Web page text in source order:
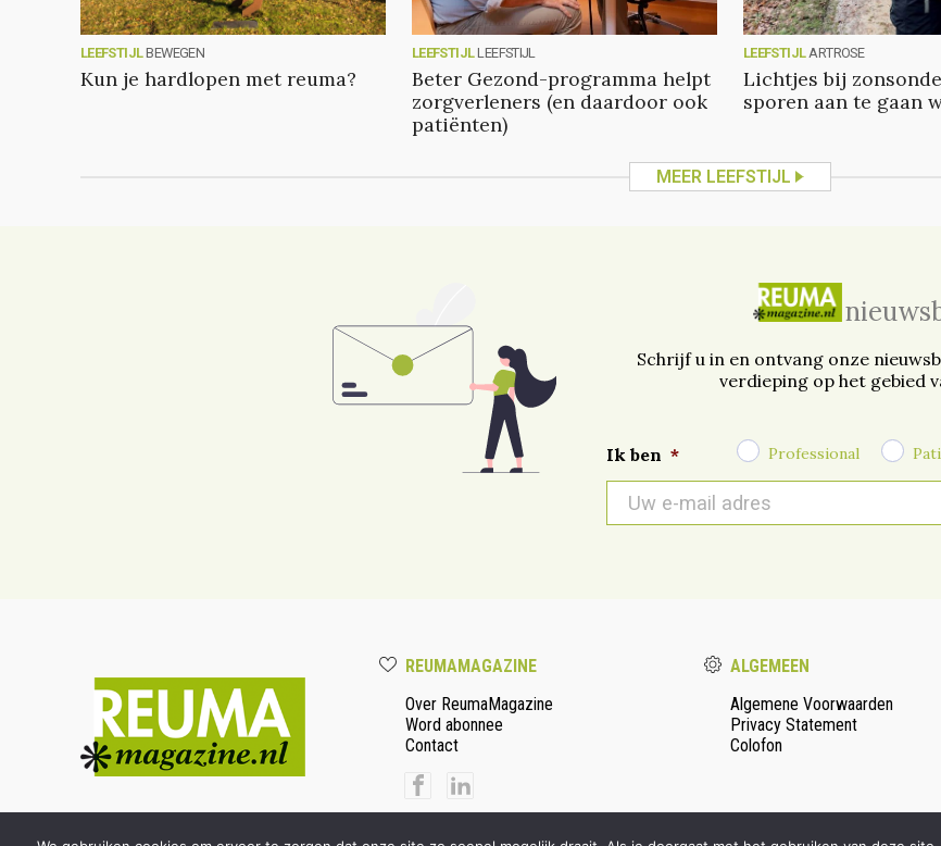
LEEFSTIJL BEWEGEN
Kun je hardlopen met reuma?
LEEFSTIJL LEEFSTIJL
Beter Gezond-programma helpt
zorgverleners (en daardoor ook
patiënten)
LEEFSTIJL ARTROSE
Lichtjes bij
sporen aan te gaan
MEER LEEFSTIJL
Schrijf u in en ontvang onze
verdieping op het gebied
Ik ben * Professional
mail
*
REUMAMAGAZINE
Over ReumaMagazine
Word abonnee
Contact
ALGEMEEN
Algemene Voorwaarden
Privacy Statement
Colofon